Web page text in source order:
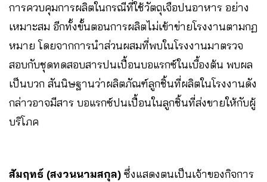
การควบคุมการผลิตในกรณีที่ใช้วัตถุเจือปนอาหาร อย่าง
เหมาะสม อีกทั้งขั้นตอนการผลิตไม่เข้าข่ายโรงงานตามกฏ
หมาย โดยจากการนำส่วนผสมที่พบในโรงงานมาตรวจ
สอบกับชุดทดสอบสารปนเปื้อนบอแรกซ์ในเบื้องต้น พบผล
เป็นบวก สันนิษฐานว่าผลิตภัณฑ์ลูกชิ้นที่ผลิตในโรงงานดัง
กล่าวอาจมีสาร บอแรกซ์ปนเปื้อนในลูกชิ้นที่ส่งขายให้กับผู้
บริโภค
สัมฤทธ์ (สงวนนามสกุล) ซึ่งแสดงตนเป็นเจ้าของกิจการ